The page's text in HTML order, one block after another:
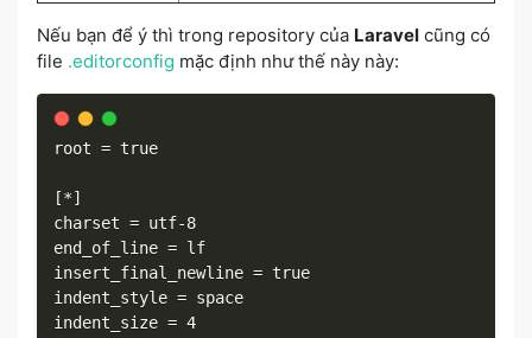
Nếu bạn để ý thì trong repository của Laravel cũng có
file .editorconfig mặc định như thế này này:
root = true
[*]
charset = utf-8
end_of_line = lf
insert_final_newline = true
indent_style = space
indent_size = 4